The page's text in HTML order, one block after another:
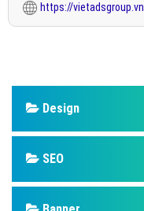
https://vietadsgroup.vn